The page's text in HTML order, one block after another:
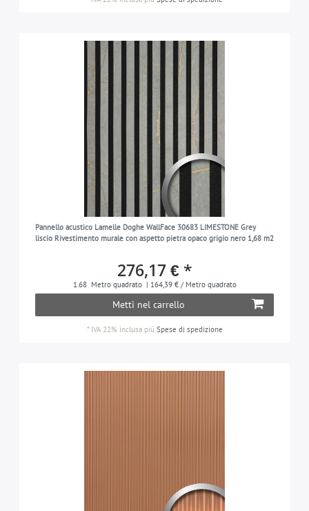
Pannello acustico Lamelle Doghe WallFace 30683 LIMESTONE Grey
liscio Rivestimento murale con aspetto pietra opaco grigio nero 1,68 m2
276,17 € *
1.68 Metro quadrato | 164,39 € / Metro quadrato
Metti nel carrello
* IVA 22% inclusapiù Spese di spedizione